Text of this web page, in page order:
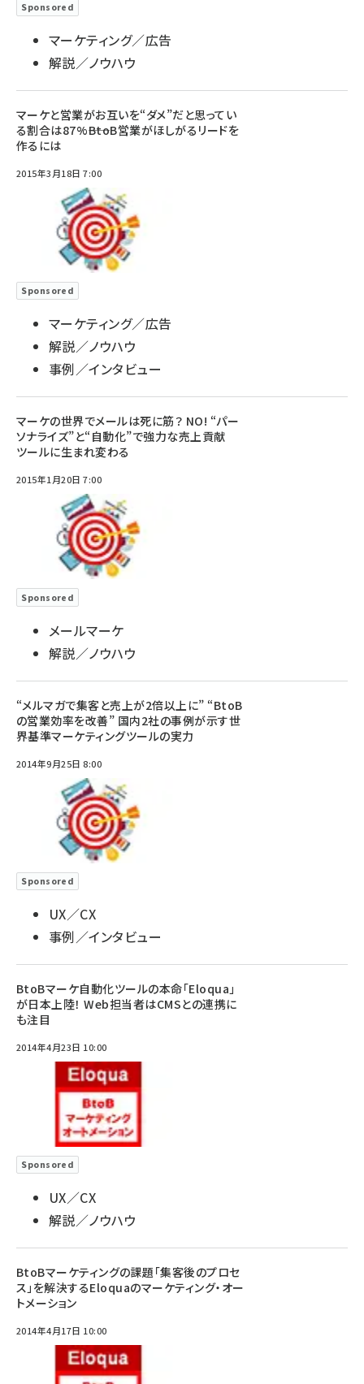
Sponsored
マーケティング／広告
解説／ノウハウ
マーケと営業がお互いを“ダメ”だと思ってい
る割合は87%――BtoB営業がほしがるリードを
作るには
2015年3月18日 7:00
Sponsored
マーケティング／広告
解説／ノウハウ
事例／インタビュー
マーケの世界でメールは死に筋？ NO! “パー
ソナライズ”と“自動化”で強力な売上貢献
ツールに生まれ変わる
2015年1月20日 7:00
Sponsored
メールマーケ
解説／ノウハウ
“メルマガで集客と売上が2倍以上に” “BtoB
の営業効率を改善” 国内2社の事例が示す世
界基準マーケティングツールの実力
2014年9月25日 8:00
Sponsored
UX／CX
事例／インタビュー
BtoBマーケ自動化ツールの本命「Eloqua」
が日本上陸！ Web担当者はCMSとの連携に
も注目
2014年4月23日 10:00
Sponsored
UX／CX
解説／ノウハウ
BtoBマーケティングの課題「集客後のプロセ
ス」を解決するEloquaのマーケティング・オー
トメーション
2014年4月17日 10:00